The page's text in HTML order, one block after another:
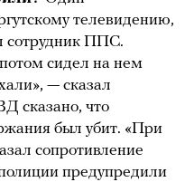
телевидению,
сотрудник ППС.
сидел на нем
— сказал
сказано, что
был убит. «При
сопротивление
предупредили